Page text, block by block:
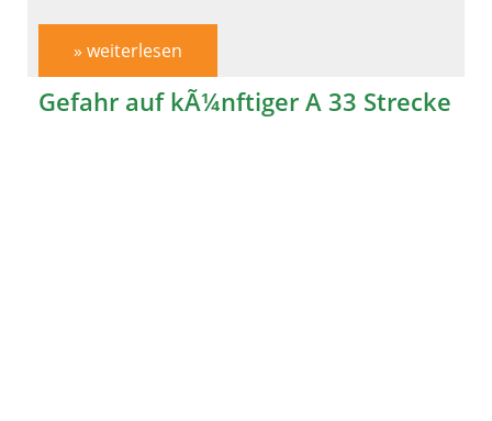
» weiterlesen
Gefahr auf kÃ¼nftiger A 33 Strecke